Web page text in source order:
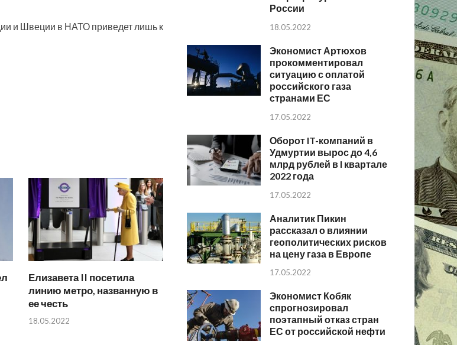
и Швеции в НАТО приведет лишь к
Елизавета II посетила
линию метро, названную в
ее честь
18.05.2022
России
18.05.2022
Экономист Артюхов
прокомментировал
ситуацию с оплатой
российского газа
странами ЕС
17.05.2022
Оборот IT-компаний в
Удмуртии вырос до 4,6
млрд рублей в I квартале
2022 года
17.05.2022
Аналитик Пикин
рассказал о влиянии
геополитических рисков
на цену газа в Европе
17.05.2022
Экономист Кобяк
спрогнозировал
поэтапный отказ стран
ЕС от российской нефти